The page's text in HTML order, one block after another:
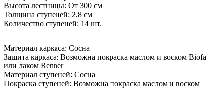
Высота лестницы: От 300 см
Толщина ступеней: 2,8 см
Количество ступеней: 14 шт.
Материал каркаса: Сосна
Защита каркаса: Возможна покраска маслом и воском Biofa
или лаком Renner
Материал ступеней: Сосна
Покраска ступеней: Возможна покраска маслом и воском